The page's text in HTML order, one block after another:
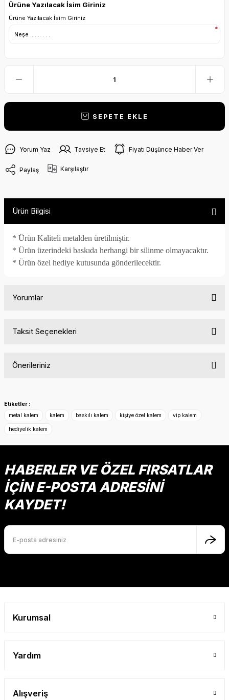
Ürüne Yazılacak İsim Giriniz
Ürüne Yazılacak İsim Giriniz
*
SEPETE EKLE
Yorum Yaz Tavsiye Et Fiyatı Düşünce Haber Ver
Paylaş Karşılaştır
Ürün Bilgisi
* Ürün Kaliteli metalden üretilmiştir.
* Ürün üzerindeki baskıda herhangi bir silinme olmayacaktır.
* Ürün özel hediye kutusunda gönderilecektir.
Yorumlar
Taksit Seçenekleri
Önerileriniz
konularda yetersiz gördüğünüz noktaları öneri formunu
Görüş ve önerileriniz için teşekkür ederiz.
Ürün resmi kalitesiz, bozuk veya görüntülenemiyor.
Ürün açıklamasında eksik bilgiler bulunuyor.
Ürün bilgilerinde hatalar bulunuyor.
Ürün fiyatı diğer sitelerden daha pahalı.
Bu ürüne benzer farklı alternatifler olmalı.
Etiketler :
metal kalem
kalem baskılı kalem kişiye özel kalem vip kalem
hediyelik kalem
HABERLER VE ÖZEL FIRSATLAR
İÇİN E-POSTA ADRESİNİ
KAYDET!
Kurumsal
Yardım
Alışveriş